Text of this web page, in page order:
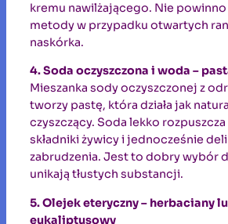
kremu nawilżającego. Nie
metody w przypadku otwartych
naskórka.
4. Soda oczyszczona i woda –
Mieszanka sody oczyszczonej z
tworzy pastę, która działa jak
czyszczący. Soda lekko
składniki żywicy i jednocześnie
zabrudzenia. Jest to dobry wybór
unikają tłustych substancji.
5. Olejek eteryczny – herbaciany
eukaliptusowy